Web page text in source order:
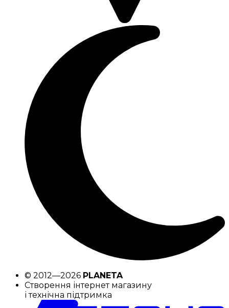
© 2012—2026 PLANETA
Створення інтернет магазину
і технічна підтримка